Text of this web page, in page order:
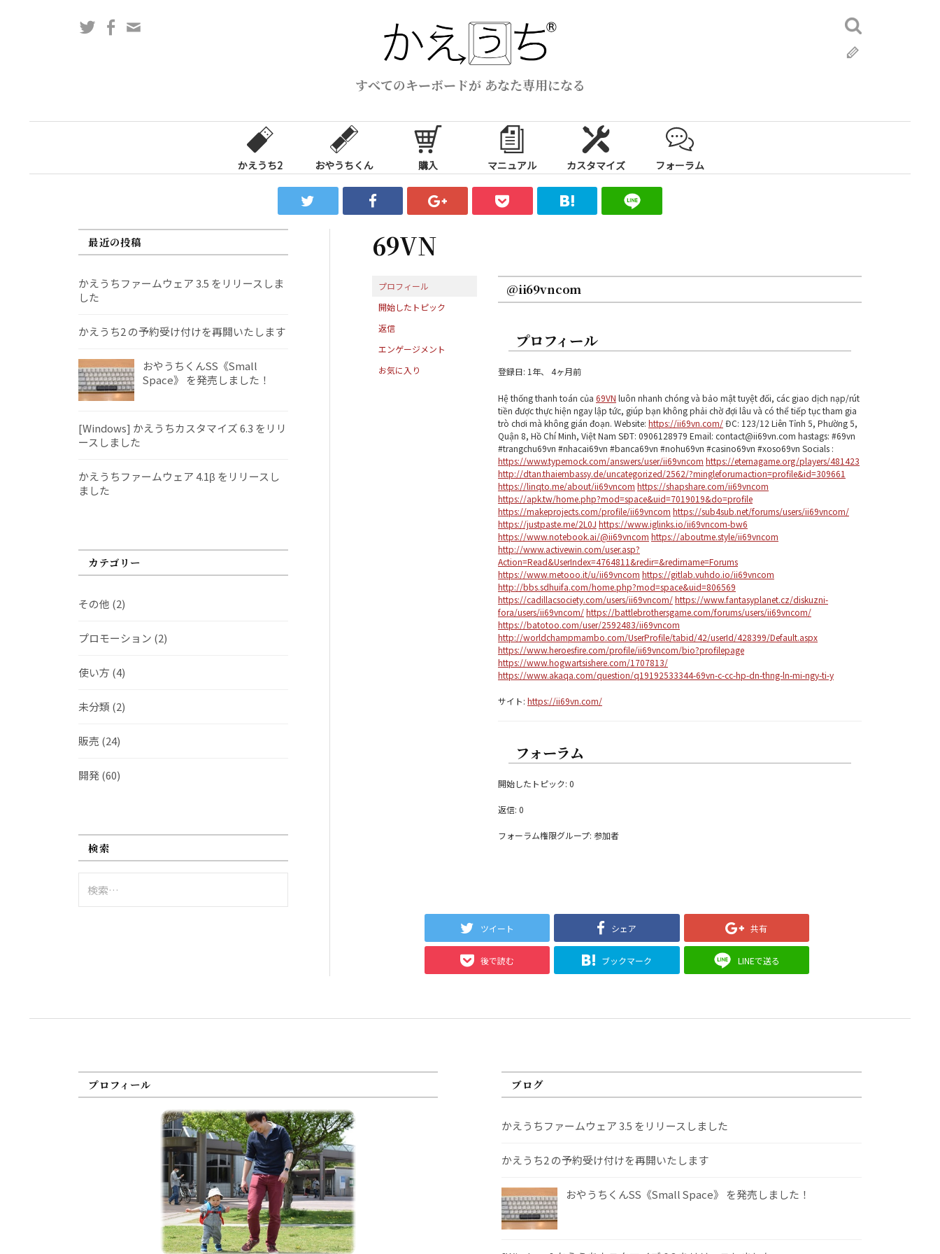
ス
すべてのキーボードが あなた専用になる
TwitterFacebook
検
索:
かえうち2 おやうちくん 購入 マニュアル カスタマイズ フォーラム
69VN
プロフィール
開始したトピック
返信
エンゲージメント
お気に入り
@ii69vncom
プロフィール
登録日: 1年、 4ヶ月前
Hệ thống thanh toán của 69VN luôn nhanh chóng và bảo mật tuyệt đối, các giao dịch nạp/rút
tiền được thực hiện ngay lập tức, giúp bạn không phải chờ đợi lâu và có thể tiếp tục tham gia
trò chơi mà không gián đoạn. Website: https://ii69vn.com/ĐC: 123/12 Liên Tỉnh 5, Phường 5,
Quận 8, Hồ Chí Minh, Việt Nam SĐT: 0906128979 Email: contact@ii69vn.com hastags: #69vn
#trangchu69vn #nhacai69vn #banca69vn #nohu69vn #casino69vn #xoso69vn Socials :
https://www.typemock.com/answers/user/ii69vncom https://eternagame.org/players/481423
http://dtan.thaiembassy.de/uncategorized/2562/?mingleforumaction=profile&id=309661
https://linqto.me/about/ii69vncom https://shapshare.com/ii69vncom
https://apk.tw/home.php?mod=space&uid=7019019&do=profile
https://makeprojects.com/profile/ii69vncom https://sub4sub.net/forums/users/ii69vncom/
https://justpaste.me/2L0J https://www.iglinks.io/ii69vncom-bw6
https://www.notebook.ai/@ii69vncom https://aboutme.style/ii69vncom
http://www.activewin.com/user.asp?
Action=Read&UserIndex=4764811&redir=&redirname=Forums
https://www.metooo.it/u/ii69vncom https://gitlab.vuhdo.io/ii69vncom
http://bbs.sdhuifa.com/home.php?mod=space&uid=806569
https://cadillacsociety.com/users/ii69vncom/https://www.fantasyplanet.cz/diskuzni-
fora/users/ii69vncom/https://battlebrothersgame.com/forums/users/ii69vncom/
https://batotoo.com/user/2592483/ii69vncom
http://worldchampmambo.com/UserProfile/tabid/42/userId/428399/Default.aspx
https://www.heroesfire.com/profile/ii69vncom/bio?profilepage
https://www.hogwartsishere.com/1707813/
https://www.akaqa.com/question/q19192533344-69vn-c-cc-hp-dn-thng-ln-mi-ngy-ti-y
サイト: https://ii69vn.com/
フォーラム
開始したトピック: 0
返信: 0
フォーラム権限グループ: 参加者
ツイート シェア 共有
後で読む ブックマーク LINEで送る
最近の投稿
かえうちファームウェア 3.5 をリリースしま
した
かえうち2 の予約受け付けを再開いたします
おやうちくんSS《Small
Space》 を発売しました！
[Windows] かえうちカスタマイズ 6.3 をリリ
ースしました
かえうちファームウェア 4.1β をリリースし
ました
カテゴリー
その他 (2)
プロモーション (2)
使い方 (4)
未分類 (2)
販売 (24)
開発(60)
検索
索:
プロフィール ブログ
かえうちファームウェア 3.5 をリリースしました
かえうち2 の予約受け付けを再開いたします
おやうちくんSS《Small Space》 を発売しました！